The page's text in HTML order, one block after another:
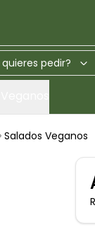
navegación
pedir?
Salados Veganos